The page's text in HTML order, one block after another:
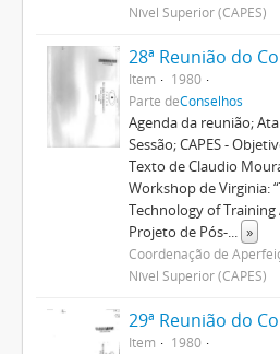
Nível Superior (CAPES)
Item
1980
Parte deConselhos
Agenda da reunião; Ata
Sessão; CAPES -
Texto de Claudio
Workshop de Virginia:
Technology of Training
Projeto de Pós-... »
Coordenação de
Nível Superior (CAPES)
Item
1980